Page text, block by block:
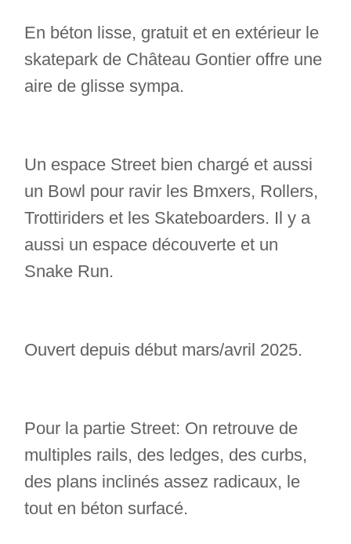
En béton lisse, gratuit et en extérieur le
skatepark de Château Gontier offre une
aire de glisse sympa.
Un espace Street bien chargé et aussi
un Bowl pour ravir les Bmxers, Rollers,
Trottiriders et les Skateboarders. Il y a
aussi un espace découverte et un
Snake Run.
Ouvert depuis début mars/avril 2025.
Pour la partie Street: On retrouve de
multiples rails, des ledges, des curbs,
des plans inclinés assez radicaux, le
tout en béton surfacé.